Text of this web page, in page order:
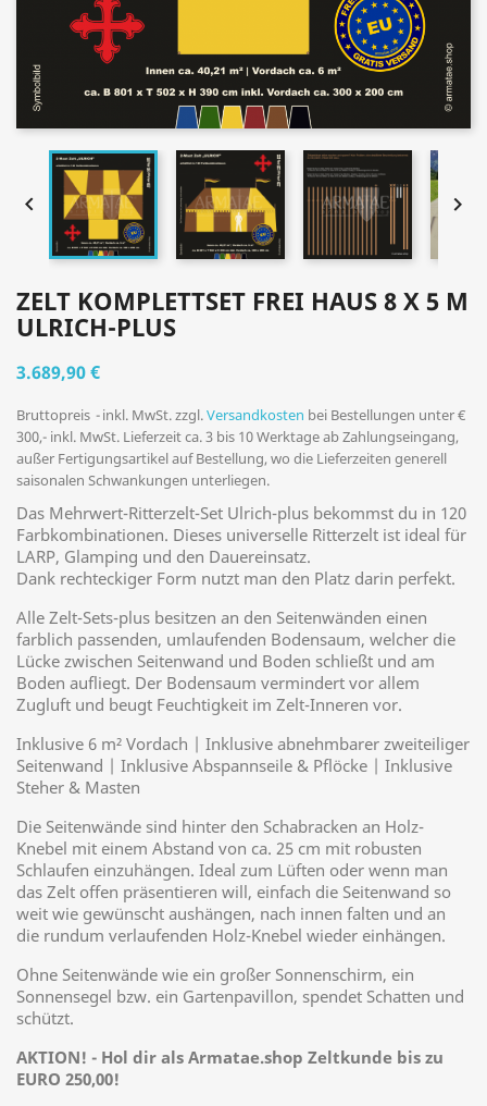
 
ZELT KOMPLETTSET FREI HAUS 8 X 5 M
ULRICH-PLUS
3.689,90 €
Bruttopreis inkl. MwSt. zzgl.Versandkosten bei Bestellungen unter €
300,- inkl. MwSt. Lieferzeit ca. 3 bis 10 Werktage ab Zahlungseingang,
außer Fertigungsartikel auf Bestellung, wo die Lieferzeiten generell
saisonalen Schwankungen unterliegen.
Das Mehrwert-Ritterzelt-Set Ulrich-plus bekommst du in 120
Farbkombinationen. Dieses universelle Ritterzelt ist ideal für
LARP, Glamping und den Dauereinsatz.
Dank rechteckiger Form nutzt man den Platz darin perfekt.
Alle Zelt-Sets-plus besitzen an den Seitenwänden einen
farblich passenden, umlaufenden Bodensaum, welcher die
Lücke zwischen Seitenwand und Boden schließt und am
Boden aufliegt. Der Bodensaum vermindert vor allem
Zugluft und beugt Feuchtigkeit im Zelt-Inneren vor.
Inklusive 6 m² Vordach | Inklusive abnehmbarer zweiteiliger
Seitenwand | Inklusive Abspannseile & Pflöcke | Inklusive
Steher & Masten
Die Seitenwände sind hinter den Schabracken an Holz-
Knebel mit einem Abstand von ca. 25 cm mit robusten
Schlaufen einzuhängen. Ideal zum Lüften oder wenn man
das Zelt offen präsentieren will, einfach die Seitenwand so
weit wie gewünscht aushängen, nach innen falten und an
die rundum verlaufenden Holz-Knebel wieder einhängen.
Ohne Seitenwände wie ein großer Sonnenschirm, ein
Sonnensegel bzw. ein Gartenpavillon, spendet Schatten und
schützt.
AKTION! - Hol dir als Armatae.shop Zeltkunde bis zu
EURO 250,00!